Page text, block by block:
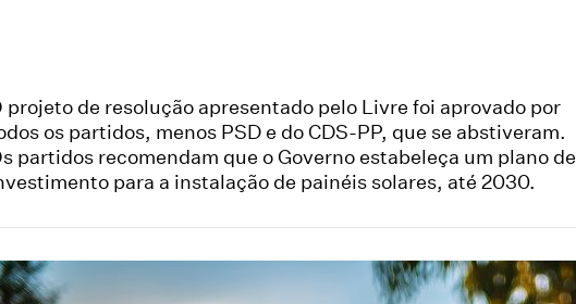
projeto de resolução apresentado pelo Livre foi aprovado por
os partidos, menos PSD e do CDS-PP, que se abstiveram.
partidos recomendam que o Governo estabeleça um plano de
para a instalação de painéis solares, até 2030.